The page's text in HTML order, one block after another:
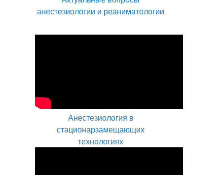
анестезиологии и реаниматологии
Анестезиология в
стационарзамещающих
технологиях